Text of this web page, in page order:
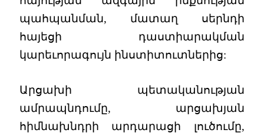
պահպանման, մատաղ սերնդի
հայեցի դաստիարակման
կարեւորագույն ինստիտուտներից:
Արցախի պետականության
ամրապնդումը, արցախյան
հիմնախնդրի արդարացի լուծումը,